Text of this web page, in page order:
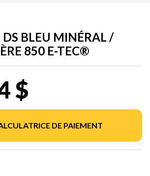
DS BLEU MINÉRAL /
850 E-TEC®
$
DE PAIEMENT